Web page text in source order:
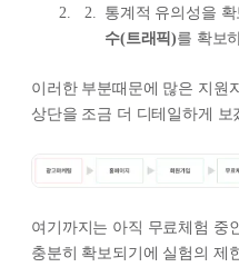
통계적 유의성을
수(트래픽)를 확보
이러한 부분때문에 많은 지원
상단을 조금 더 디테일하게 보
여기까지는 아직 무료체험 중
충분히 확보되기에 실험의 제